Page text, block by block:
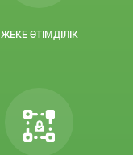
ЖЕКЕ ӨТІМДІЛІК